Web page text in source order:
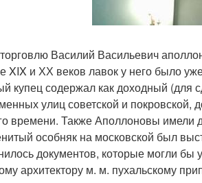
Василий Васильевич
XIX и ХХ веков лавок у него было
купец содержал как доходный (для
улиц советской и покровской,
времени. Также Аполлоновы
особняк на московской был
документов, которые могли бы
архитектору м. м. пухальскому